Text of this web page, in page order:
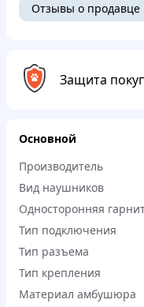
Отзывы о продавце
Защита
Основной
Производитель
Вид наушников
Односторонняя
Тип подключения
Тип разъема
Тип крепления
Материал амбушюра